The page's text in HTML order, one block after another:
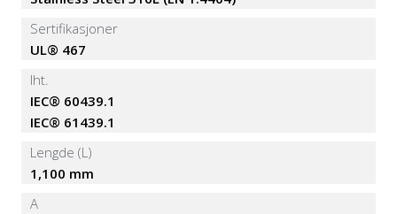
Sertifikasjoner
UL® 467
Iht.
IEC® 60439.1
IEC® 61439.1
Lengde (L)
1,100 mm
A